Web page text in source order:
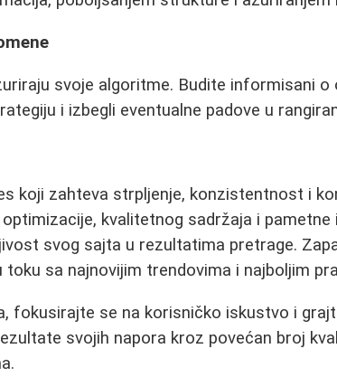
svoje algoritme. Budite informisani o
i izbegli eventualne padove u
koji zahteva strpljenje, konzistentnost i
kvalitetnog sadržaja i
svog sajta u rezultatima pretrage.
toku sa najnovijim trendovima i najboljim
fokusirajte se na korisničko iskustvo i
svojih napora kroz povećan broj